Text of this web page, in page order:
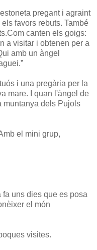
pregant i agraint
favors rebuts. També
Com canten els goigs:
a visitar i obtenen per a
amb un àngel
i una pregària per la
mare. I quan l'àngel de
muntanya dels Pujols
el mini grup,
uns dies que es posa
el món
visites.